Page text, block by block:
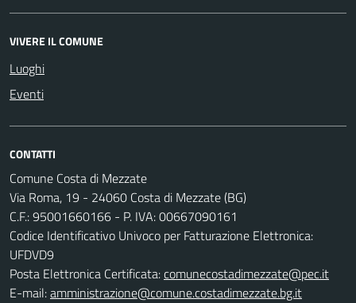
VIVERE IL COMUNE
Luoghi
Eventi
CONTATTI
Comune Costa di Mezzate
Via Roma, 19 - 24060 Costa di Mezzate (BG)
C.F.: 95001660166 - P. IVA: 00667090161
Codice Identificativo Univoco per Fatturazione Elettronica:
UFDVD9
Posta Elettronica Certificata:comunecostadimezzate@pec.it
E-mail:amministrazione@comune.costadimezzate.bg.it